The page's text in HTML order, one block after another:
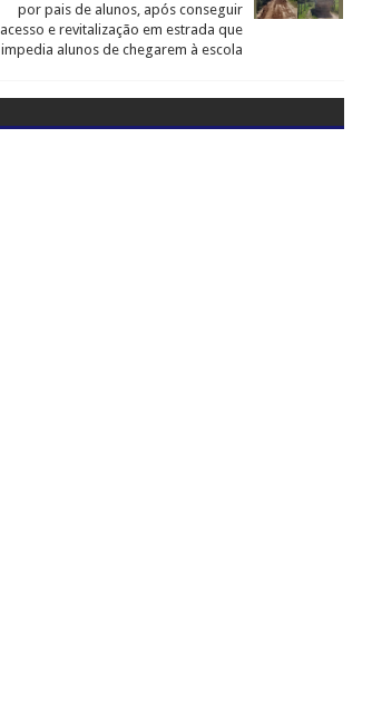
por pais de alunos, após conseguir
acesso e revitalização em estrada que
impedia alunos de chegarem à escola